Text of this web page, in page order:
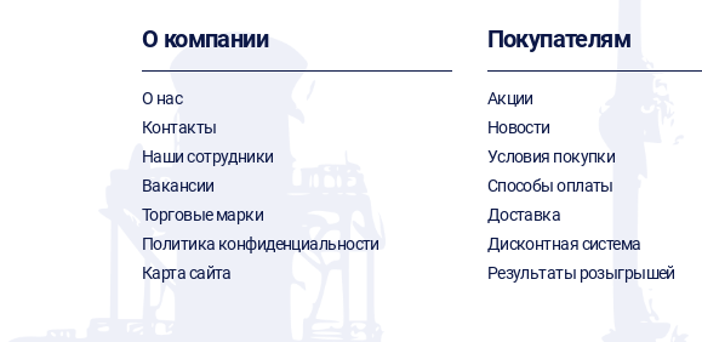
О компании
О нас
Контакты
Наши сотрудники
Вакансии
Торговые марки
Политика конфиденциальности
Карта сайта
Покупателям
Акции
Новости
Условия покупки
Способы оплаты
Доставка
Дисконтная система
Результаты розыгрышей